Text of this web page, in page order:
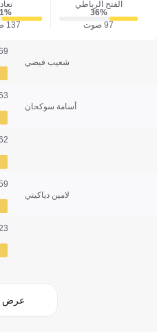
الفتح الرباطي
36‎%‎
97 صوت
137 صوت
شعيب فيضي
أسامة سوكحان
لامين دياكيتي
عرض